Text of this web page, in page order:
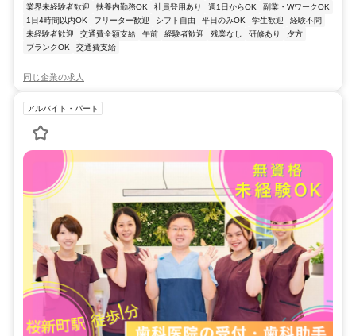
業界未経験者歓迎 扶養内勤務OK 社員登用あり 週1日からOK
副業・WワークOK
1日4時間以内OK
フリーター歓迎 シフト自由 平日のみOK 学生歓迎
経験不問
未経験者歓迎
交通費全額支給 午前 経験者歓迎 残業なし 研修あり
夕方
ブランクOK
交通費支給
同じ企業の求人
アルバイト・パート